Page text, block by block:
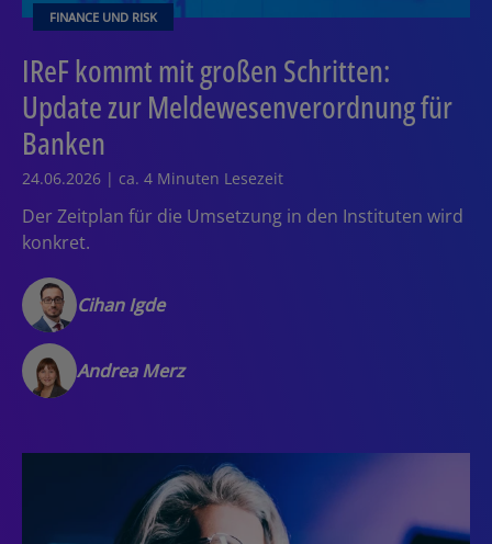
FINANCE UND RISK
IReF kommt mit großen Schritten:
Update zur Meldewesenverordnung für
Banken
24.06.2026 | ca. 4 Minuten Lesezeit
Der Zeitplan für die Umsetzung in den Instituten wird
konkret.
Cihan Igde
Andrea Merz